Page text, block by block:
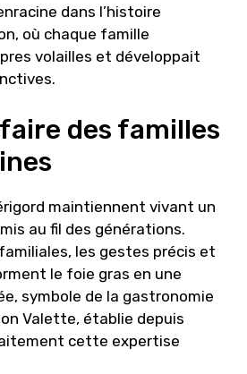
dans l’histoire
où chaque famille
volailles et développait
des familles
maintiennent vivant un
au fil des générations.
les gestes précis et
le foie gras en une
symbole de la gastronomie
Valette, établie depuis
cette expertise